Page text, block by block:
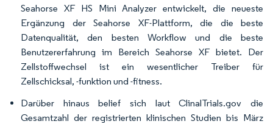
Seahorse XF HS Mini Analyzer entwickelt, die neueste
Ergänzung der Seahorse XF-Plattform, die die beste
Datenqualität, den besten Workflow und die beste
Benutzererfahrung im Bereich Seahorse XF bietet. Der
Zellstoffwechsel ist ein wesentlicher Treiber für
Zellschicksal, -funktion und -fitness.
Darüber hinaus belief sich laut ClinalTrials.gov die
Gesamtzahl der registrierten klinischen Studien bis März